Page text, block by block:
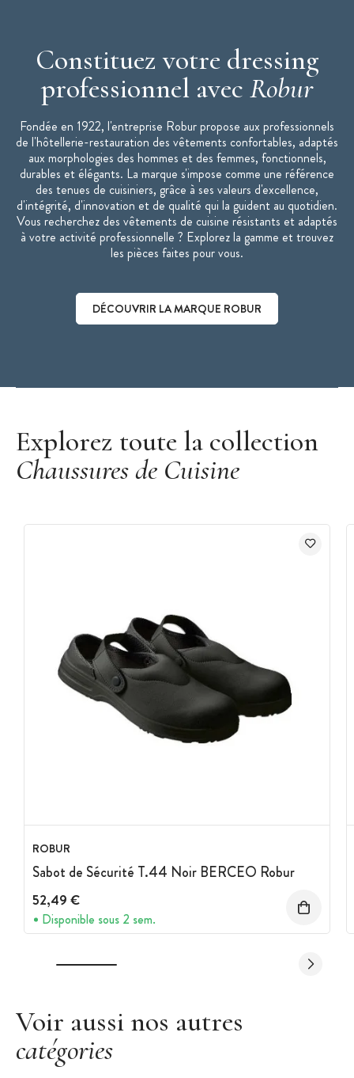
Constituez votre dressing
professionnel avec Robur
Fondée en 1922, l'entreprise Robur propose aux professionnels
de l'hôtellerie-restauration des vêtements confortables, adaptés
aux morphologies des hommes et des femmes, fonctionnels,
durables et élégants. La marque s'impose comme une référence
des tenues de cuisiniers, grâce à ses valeurs d'excellence,
d'intégrité, d'innovation et de qualité qui la guident au quotidien.
Vous recherchez des vêtements de cuisine résistants et adaptés
à votre activité professionnelle ? Explorez la gamme et trouvez
les pièces faites pour vous.
DÉCOUVRIR LA MARQUE ROBUR
Explorez toute la collection
Chaussures de Cuisine
ROBUR
Sabot de Sécurité T.44 Noir BERCEO Robur
52,49 €
Disponible sous 2 sem.
Voir aussi nos autres
catégories